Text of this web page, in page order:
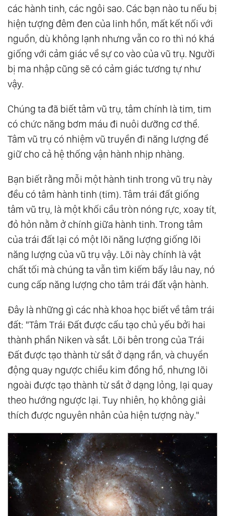
các hành tinh, các ngôi sao. Các bạn nào tu nếu bị
hiện tượng đêm đen của linh hồn, mất kết nối với
nguồn, dù không lạnh nhưng vẫn co ro thì nó khá
giống với cảm giác về sự co vào của vũ trụ. Người
bị ma nhập cũng sẽ có cảm giác tương tự như
vậy.
Chúng ta đã biết tâm vũ trụ, tâm chính là tim, tim
có chức năng bơm máu đi nuôi dưỡng cơ thể.
Tâm vũ trụ có nhiệm vũ truyền đi năng lượng để
giữ cho cả hệ thống vận hành nhịp nhàng.
Bạn biết rằng mỗi một hành tinh trong vũ trụ này
đều có tâm hành tinh (tim). Tâm trái đất giống
tâm vũ trụ, là một khối cầu tròn nóng rực, xoay tít,
đỏ hỏn nằm ở chính giữa hành tinh. Trong tâm
của trái đất lại có một lõi năng lượng giống lõi
năng lượng của vũ trụ vậy. Lõi này chính là vật
chất tối mà chúng ta vẫn tìm kiếm bấy lâu nay, nó
cung cấp năng lượng cho tâm trái đất vận hành.
Đây là những gì các nhà khoa học biết về tâm trái
đất: "Tâm Trái Đất được cấu tạo chủ yếu bởi hai
thành phần Niken và sắt. Lõi bên trong của Trái
Đất được tạo thành từ sắt ở dạng rắn, và chuyển
động quay ngược chiều kim đồng hồ, nhưng lõi
ngoài được tạo thành từ sắt ở dạng lỏng, lại quay
theo hướng ngược lại. Tuy nhiên, họ không giải
thích được nguyên nhân của hiện tượng này."